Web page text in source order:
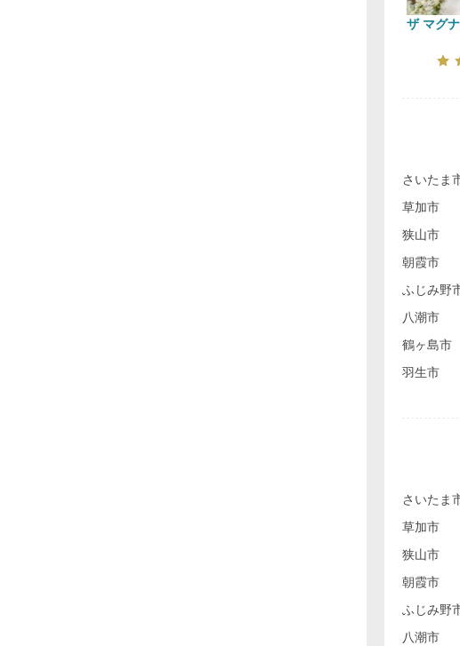
ザ マグ
さいたま
草加市
狭山市
朝霞市
ふじみ野
八潮市
鶴ヶ島市
羽生市
さいたま
草加市
狭山市
朝霞市
ふじみ野
八潮市